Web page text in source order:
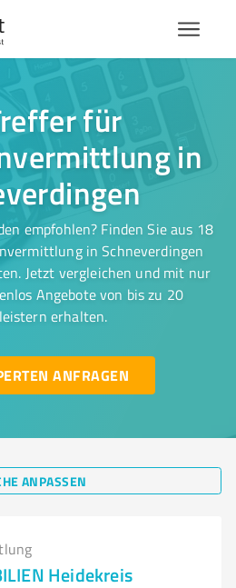
für
in
empfohlen? Finden Sie aus 18
in Schneverdingen
Jetzt vergleichen und mit nur
Angebote von bis zu 20
erhalten.
ANFRAGEN
ANPASSEN
Heidekreis